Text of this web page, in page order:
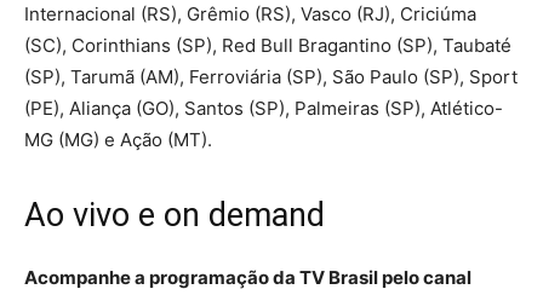
Internacional (RS), Grêmio (RS), Vasco (RJ), Criciúma
(SC), Corinthians (SP), Red Bull Bragantino (SP), Taubaté
(SP), Tarumã (AM), Ferroviária (SP), São Paulo (SP), Sport
(PE), Aliança (GO), Santos (SP), Palmeiras (SP), Atlético-
MG (MG) e Ação (MT).
Ao vivo e on demand
Acompanhe a programação da TV Brasil pelo canal